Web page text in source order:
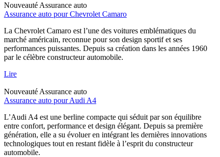
Nouveauté Assurance auto
Assurance auto pour Chevrolet Camaro
La Chevrolet Camaro est l’une des voitures emblématiques du
marché américain, reconnue pour son design sportif et ses
performances puissantes. Depuis sa création dans les années 1960
par le célèbre constructeur automobile.
Lire
Nouveauté Assurance auto
Assurance auto pour Audi A4
L’Audi A4 est une berline compacte qui séduit par son équilibre
entre confort, performance et design élégant. Depuis sa première
génération, elle a su évoluer en intégrant les dernières innovations
technologiques tout en restant fidèle à l’esprit du constructeur
automobile.